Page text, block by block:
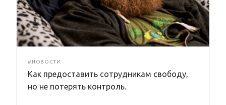
#НОВОСТИ
Как предоставить сотрудникам свободу,
но не потерять контроль.